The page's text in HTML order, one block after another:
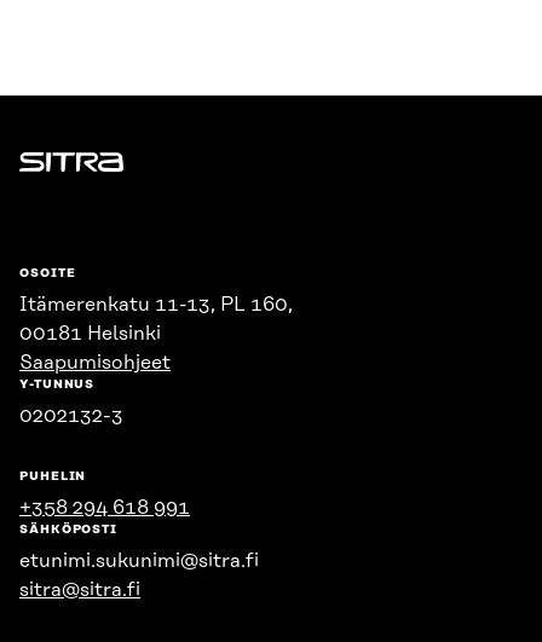
Sitra
OSOITE
Itämerenkatu 11-13, PL 160,
00181 Helsinki
Saapumisohjeet
Y-TUNNUS
0202132-3
PUHELIN
+358 294 618 991
SÄHKÖPOSTI
etunimi.sukunimi@sitra.fi
sitra@sitra.fi